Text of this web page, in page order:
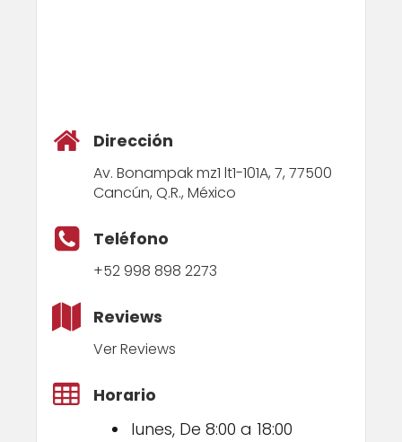
Dirección
Av. Bonampak mz1 lt1-101A, 7, 77500
Cancún, Q.R., México
Teléfono
+52 998 898 2273
Reviews
Ver Reviews
Horario
lunes, De 8:00 a 18:00